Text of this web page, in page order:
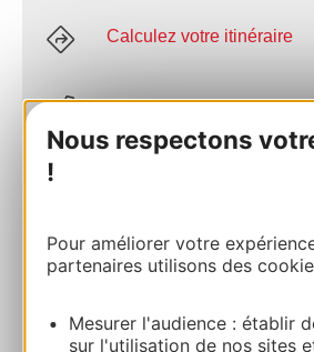
Nous respectons
!
Pour améliorer votre
partenaires utilisons des
Mesurer l'audience : établir
sur l'utilisation de nos sites
Calculez votre itinéraire
06 33 79 60 45
Site internet
AU CARNET